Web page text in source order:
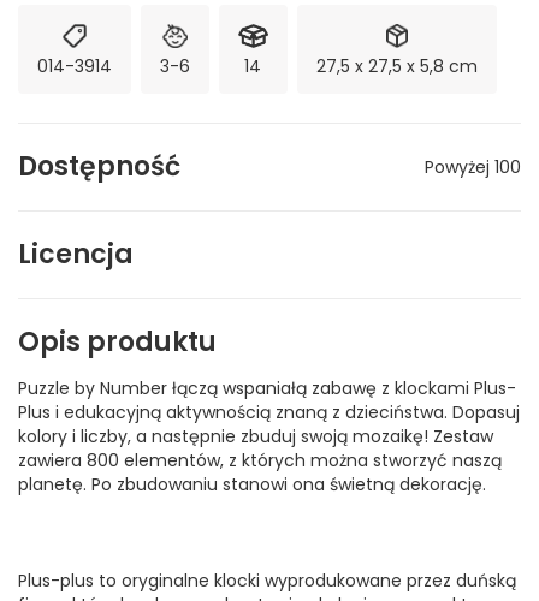
014-3914 3-6 14 27,5 x 27,5 x 5,8 cm
Dostępność Powyżej 100
Licencja
Opis produktu
Puzzle by Number łączą wspaniałą zabawę z klockami Plus-
Plus i edukacyjną aktywnością znaną z dzieciństwa. Dopasuj
kolory i liczby, a następnie zbuduj swoją mozaikę! Zestaw
zawiera 800 elementów, z których można stworzyć naszą
planetę. Po zbudowaniu stanowi ona świetną dekorację.
Plus-plus to oryginalne klocki wyprodukowane przez duńską